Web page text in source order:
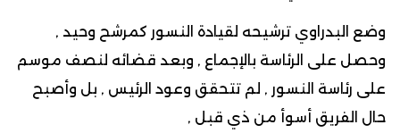
وضع البدراوي ترشيحه لقيادة النسور كمرشح وحيد ,
وحصل على الرئاسة بالإجماع , وبعد قضائه لنصف موسم
على رئاسة النسور , لم تتحقق وعود الرئيس , بل وأصبح
حال الفريق أسوأ من ذي قبل ,